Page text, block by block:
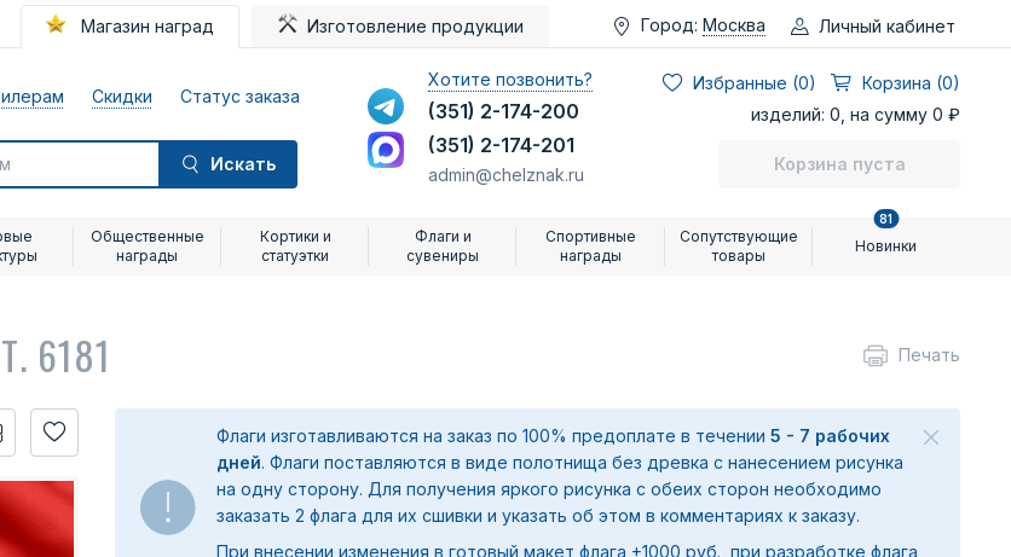
Магазин наград Изготовление продукции Город: Москва Личный кабинет
Скидки Статус заказа
Искать
Хотите позвонить?
(351) 2-174-200
(351) 2-174-201
admin@chelznak.ru
Избранные (0)
Корзина (0)
изделий: 0, на сумму 0 ₽
Корзина пуста
Общественные
награды
Кортики и
статуэтки
Флаги и
сувениры
Спортивные
награды
Сопутствующие
товары
Новинки
81
6181 Печать
Флаги изготавливаются на заказ по 100% предоплате в течении 5 - 7 рабочих
дней. Флаги поставляются в виде полотнища без древка с нанесением рисунка
на одну сторону. Для получения яркого рисунка с обеих сторон необходимо
заказать 2 флага для их сшивки и указать об этом в комментариях к заказу.
При внесении изменения в готовый макет флага +1000 руб., при разработке флага